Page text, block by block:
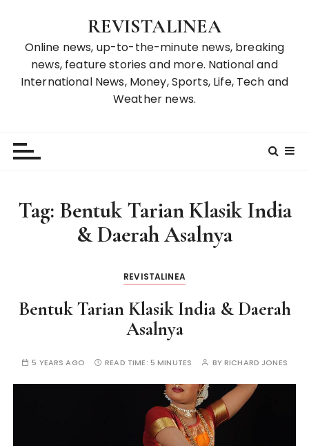
REVISTALINEA
Online news, up-to-the-minute news, breaking
news, feature stories and more. National and
International News, Money, Sports, Life, Tech and
Weather news.
Tag: Bentuk Tarian Klasik India
& Daerah Asalnya
REVISTALINEA
Bentuk Tarian Klasik India & Daerah
Asalnya
5 YEARS AGO READ TIME: 5 MINUTES BYRICHARD JONES